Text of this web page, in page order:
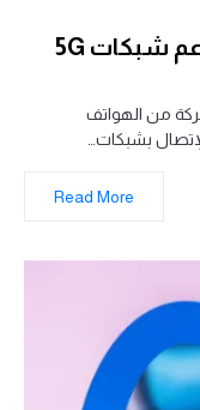
هاتف OnePlus Nord N200 يدعم شبكات 5G
من الهواتف
Read More